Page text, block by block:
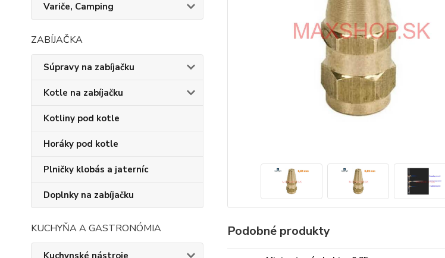
Variče, Camping
ZABÍJAČKA
Súpravy na zabíjačku
Kotle na zabíjačku
Kotliny pod kotle
Horáky pod kotle
Plničky klobás a jaterníc
Doplnky na zabíjačku
KUCHYŇA A GASTRONÓMIA
Kuchynské nástroje
Podobné produkty